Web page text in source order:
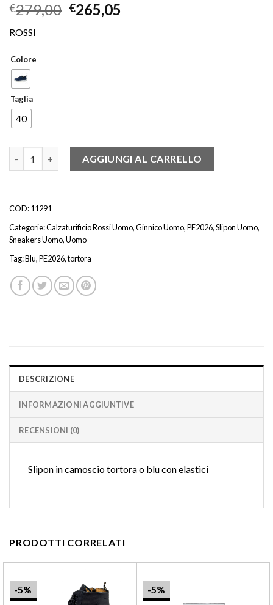
€279,00 €265,05
ROSSI
Colore
Taglia
40
ROSSI 1498F2 SLIPON ELASTICI TORTORA - BLU quantità
AGGIUNGI AL CARRELLO
COD:11291
Categorie:Calzaturificio Rossi Uomo,Ginnico Uomo,PE2026,Slipon Uomo,
Sneakers Uomo,Uomo
Tag:Blu,PE2026,tortora
DESCRIZIONE
INFORMAZIONI AGGIUNTIVE
RECENSIONI (0)
Slipon in camoscio tortora o blu con elastici
PRODOTTI CORRELATI
-5% -5%